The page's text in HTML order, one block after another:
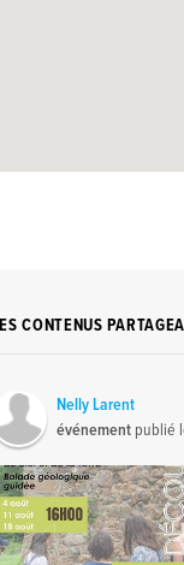
CONTENUS
Nelly Larent
événement publié